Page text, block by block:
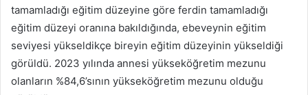
tamamladığı eğitim düzeyine göre ferdin tamamladığı
eğitim düzeyi oranına bakıldığında, ebeveynin eğitim
seviyesi yükseldikçe bireyin eğitim düzeyinin yükseldiği
görüldü. 2023 yılında annesi yükseköğretim mezunu
olanların %84,6’sının yükseköğretim mezunu olduğu